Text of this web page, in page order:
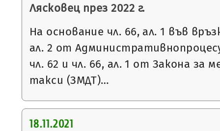
Лясковец през 2022 г.
На основание чл. 66, ал. 1 във
ал. 2 от
чл. 62 и чл. 66, ал. 1 от Закона за
такси (ЗМДТ)…
18.11.2021